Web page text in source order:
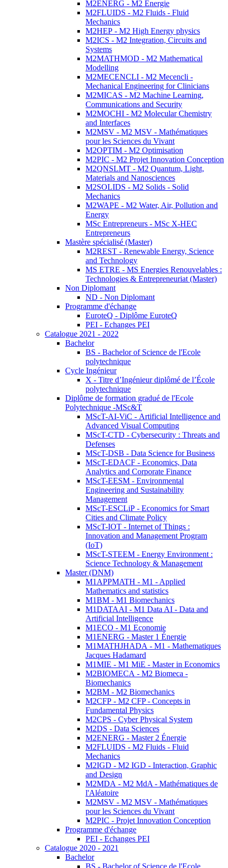
M2ENERG - M2 Énergie
M2FLUIDS - M2 Fluids - Fluid
Mechanics
M2HEP - M2 High Energy physics
M2ICS - M2 Integration, Circuits and
Systems
M2MATHMOD - M2 Mathematical
Modelling
M2MECENCLI - M2 Mecencli -
Mechanical Engineering for Clinicians
M2MICAS - M2 Machine Learning,
Communications and Security
M2MOCHI - M2 Molecular Chemistry
and Interfaces
M2MSV - M2 MSV - Mathématiques
pour les Sciences du Vivant
M2OPTIM - M2 Optimisation
M2PIC - M2 Projet Innovation Conception
M2QNSLMT - M2 Quantum, Light,
Materials and Nanosciences
M2SOLIDS - M2 Solids - Solid
Mechanics
M2WAPE - M2 Water, Air, Pollution and
Energy
MSc Entrepreneurs - MSc X-HEC
Entrepreneurs
Mastère spécialisé (Master)
M2REST - Renewable Energy, Science
and Technology
MS ETRE - MS Energies Renouvelables :
Technologies & Entrepreneuriat (Master)
Non Diplomant
ND - Non Diplomant
Programme d'échange
EuroteQ - Diplôme EuroteQ
PEI - Echanges PEI
Catalogue 2021 - 2022
Bachelor
BS - Bachelor of Science de l'Ecole
polytechnique
Cycle Ingénieur
X - Titre d’Ingénieur diplômé de l’École
polytechnique
Diplôme de formation gradué de l'Ecole
Polytechnique -MSc&T
MScT-AI-ViC - Artificial Intelligence and
Advanced Visual Computing
MScT-CTD - Cybersecurity : Threats and
Defenses
MScT-DSB - Data Science for Business
MScT-EDACF - Economics, Data
Analytics and Corporate Finance
MScT-EESM - Environmental
Engineering and Sustainability
Management
MScT-ESCLiP - Economics for Smart
Cities and Climate Policy
MScT-IOT - Internet of Things :
Innovation and Management Program
(IoT)
MScT-STEEM - Energy Environment :
Science Technology & Management
Master (DNM)
M1APPMATH - M1 - Applied
Mathematics and statistics
M1BM - M1 Biomechanics
M1DATAAI - M1 Data AI - Data and
Artificial Intelligence
M1ECO - M1 Economie
M1ENERG - Master 1 Énergie
M1MATHJHADA - M1 - Mathematiques
Jacques Hadamard
M1MIE - M1 MiE - Master in Economics
M2BIOMECA - M2 Biomeca -
Biomechanics
M2BM - M2 Biomechanics
M2CFP - M2 CFP - Concepts in
Fundamental Physics
M2CPS - Cyber Physical System
M2DS - Data Sciences
M2ENERG - Master 2 Énergie
M2FLUIDS - M2 Fluids - Fluid
Mechanics
M2IGD - M2 IGD - Interaction, Graphic
and Design
M2MDA - M2 MdA - Mathématiques de
l'Aléatoire
M2MSV - M2 MSV - Mathématiques
pour les Sciences du Vivant
M2PIC - Projet Innovation Conception
Programme d'échange
PEI - Echanges PEI
Catalogue 2020 - 2021
Bachelor
BS - Bachelor of Science de l'Ecole